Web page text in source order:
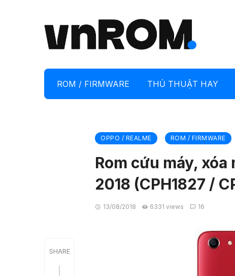
ROM / FIRMWARE THỦ THUẬT HAY
OPPO / REALME ROM / FIRMWARE
Rom cứu máy, xóa
2018 (CPH1827 /
13/08/2018 6331 views 16
SHARE